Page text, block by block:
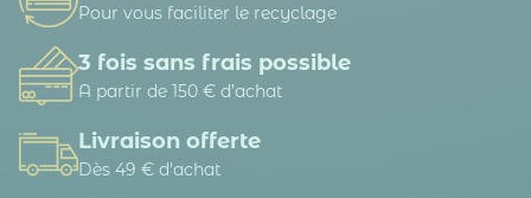
Pour vous faciliter le recyclage
3 fois sans frais possible
A partir de 150 € d’achat
Livraison offerte
Dès 49 € d'achat